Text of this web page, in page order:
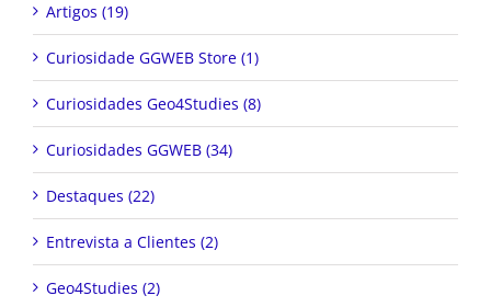
Artigos (19)
Curiosidade GGWEB Store (1)
Curiosidades Geo4Studies (8)
Curiosidades GGWEB (34)
Destaques (22)
Entrevista a Clientes (2)
Geo4Studies (2)